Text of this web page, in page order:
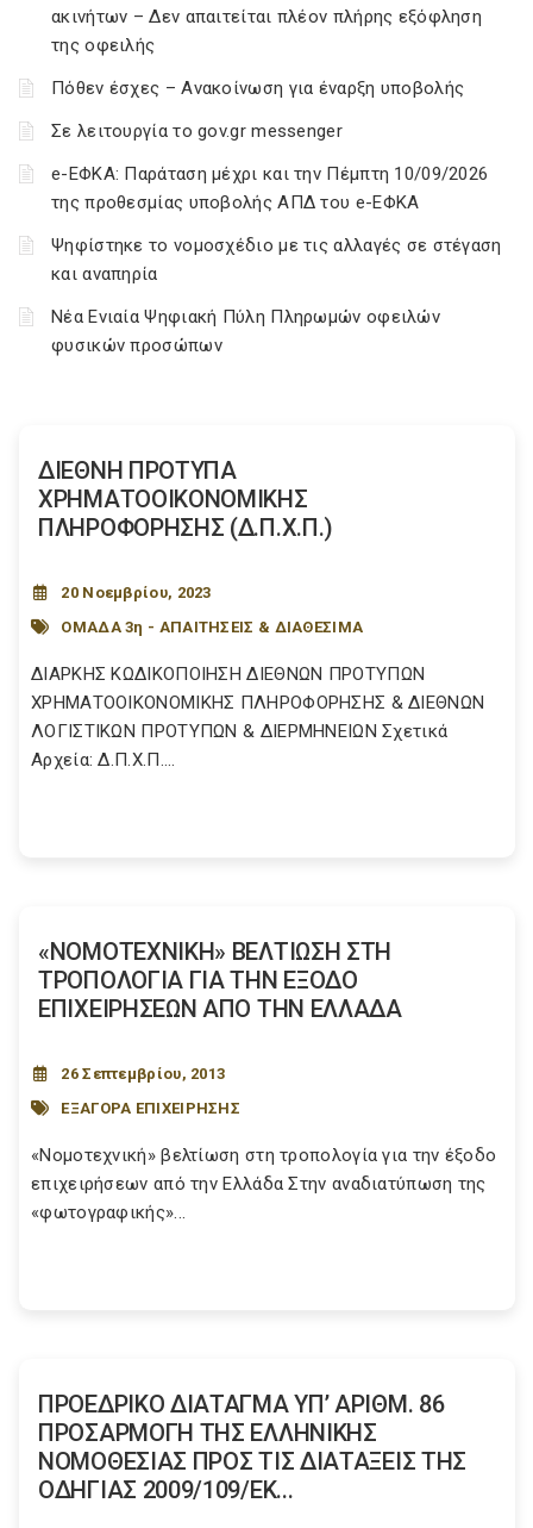
ακινήτων – Δεν απαιτείται πλέον πλήρης εξόφληση
της οφειλής
Πόθεν έσχες – Ανακοίνωση για έναρξη υποβολής
Σε λειτουργία το gov.gr messenger
e-ΕΦΚΑ: Παράταση μέχρι και την Πέμπτη 10/09/2026
της προθεσμίας υποβολής ΑΠΔ του e-ΕΦΚΑ
Ψηφίστηκε το νομοσχέδιο με τις αλλαγές σε στέγαση
και αναπηρία
Νέα Ενιαία Ψηφιακή Πύλη Πληρωμών οφειλών
φυσικών προσώπων
ΔΙΕΘΝΗ ΠΡΟΤΥΠΑ
ΧΡΗΜΑΤΟΟΙΚΟΝΟΜΙΚΗΣ
ΠΛΗΡΟΦΟΡΗΣΗΣ (Δ.Π.Χ.Π.)
20 Νοεμβρίου, 2023
ΟΜΑΔΑ 3η - ΑΠΑΙΤΗΣΕΙΣ & ΔΙΑΘΕΣΙΜΑ
ΔΙΑΡΚΗΣ ΚΩΔΙΚΟΠΟΙΗΣΗ ΔΙΕΘΝΩΝ ΠΡΟΤΥΠΩΝ
ΧΡΗΜΑΤΟΟΙΚΟΝΟΜΙΚΗΣ ΠΛΗΡΟΦΟΡΗΣΗΣ & ΔΙΕΘΝΩΝ
ΛΟΓΙΣΤΙΚΩΝ ΠΡΟΤΥΠΩΝ & ΔΙΕΡΜΗΝΕΙΩΝ Σχετικά
Αρχεία: Δ.Π.Χ.Π....
«ΝΟΜΟΤΕΧΝΙΚΗ» ΒΕΛΤΙΩΣΗ ΣΤΗ
ΤΡΟΠΟΛΟΓΙΑ ΓΙΑ ΤΗΝ ΕΞΟΔΟ
ΕΠΙΧΕΙΡΗΣΕΩΝ ΑΠΟ ΤΗΝ ΕΛΛΑΔΑ
26 Σεπτεμβρίου, 2013
ΕΞΑΓΟΡΑ ΕΠΙΧΕΙΡΗΣΗΣ
«Νομοτεχνική» βελτίωση στη τροπολογία για την έξοδο
επιχειρήσεων από την Ελλάδα Στην αναδιατύπωση της
«φωτογραφικής»...
ΠΡΟΕΔΡΙΚΟ ΔΙΑΤΑΓΜΑ ΥΠ’ ΑΡΙΘΜ. 86
ΠΡΟΣΑΡΜΟΓΗ ΤΗΣ ΕΛΛΗΝΙΚΗΣ
ΝΟΜΟΘΕΣΙΑΣ ΠΡΟΣ ΤΙΣ ΔΙΑΤΑΞΕΙΣ ΤΗΣ
ΟΔΗΓΙΑΣ 2009/109/ΕΚ...